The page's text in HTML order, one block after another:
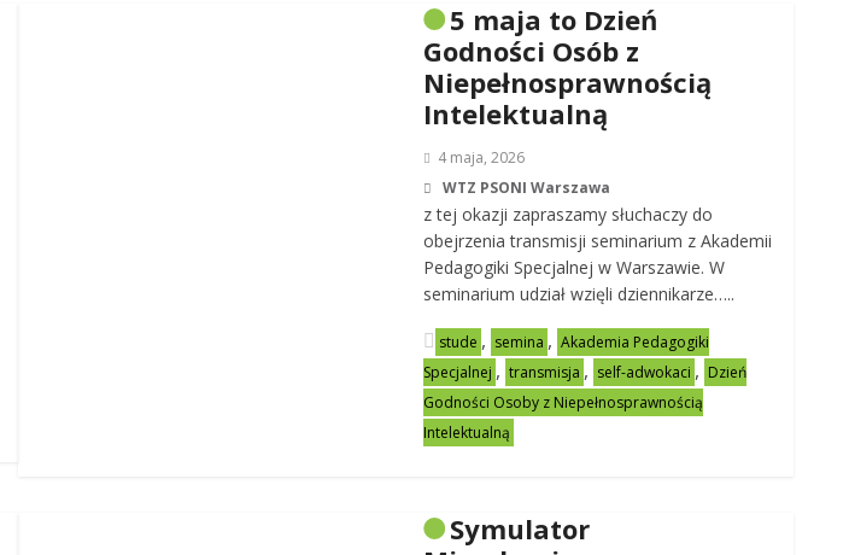
5 maja to Dzień
Godności Osób z
Niepełnosprawnością
Intelektualną
4 maja, 2026
WTZ PSONI Warszawa
z tej okazji zapraszamy słuchaczy do
obejrzenia transmisji seminarium z Akademii
Pedagogiki Specjalnej w Warszawie. W
seminarium udział wzięli dziennikarze…..
stude , semina , Akademia Pedagogiki
Specjalnej , transmisja , self-adwokaci , Dzień
Godności Osoby z Niepełnosprawnością
Intelektualną
Symulator